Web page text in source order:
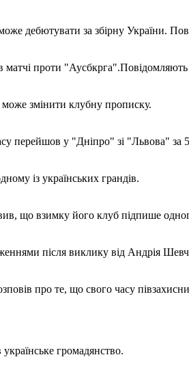
дебютувати за збірну України.
проти
змінити клубну прописку.
перейшов у "Дніпро" зі "Львова" за
із українських грандів.
що взимку його клуб підпише
після виклику від Андрія
про те, що свого часу
громадянство.